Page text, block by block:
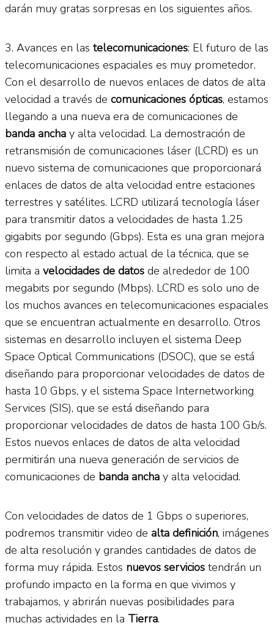
darán muy gratas sorpresas en los siguientes años.
3. Avances en las telecomunicaciones: El futuro de las
telecomunicaciones espaciales es muy prometedor.
Con el desarrollo de nuevos enlaces de datos de alta
velocidad a través de comunicaciones ópticas, estamos
llegando a una nueva era de comunicaciones de
banda ancha y alta velocidad. La demostración de
retransmisión de comunicaciones láser (LCRD) es un
nuevo sistema de comunicaciones que proporcionará
enlaces de datos de alta velocidad entre estaciones
terrestres y satélites. LCRD utilizará tecnología láser
para transmitir datos a velocidades de hasta 1.25
gigabits por segundo (Gbps). Esta es una gran mejora
con respecto al estado actual de la técnica, que se
limita a velocidades de datos de alrededor de 100
megabits por segundo (Mbps). LCRD es solo uno de
los muchos avances en telecomunicaciones espaciales
que se encuentran actualmente en desarrollo. Otros
sistemas en desarrollo incluyen el sistema Deep
Space Optical Communications (DSOC), que se está
diseñando para proporcionar velocidades de datos de
hasta 10 Gbps, y el sistema Space Internetworking
Services (SIS), que se está diseñando para
proporcionar velocidades de datos de hasta 100 Gb/s.
Estos nuevos enlaces de datos de alta velocidad
permitirán una nueva generación de servicios de
comunicaciones de banda ancha y alta velocidad.
Con velocidades de datos de 1 Gbps o superiores,
podremos transmitir video de alta definición, imágenes
de alta resolución y grandes cantidades de datos de
forma muy rápida. Estos nuevos servicios tendrán un
profundo impacto en la forma en que vivimos y
trabajamos, y abrirán nuevas posibilidades para
muchas actividades en la Tierra.